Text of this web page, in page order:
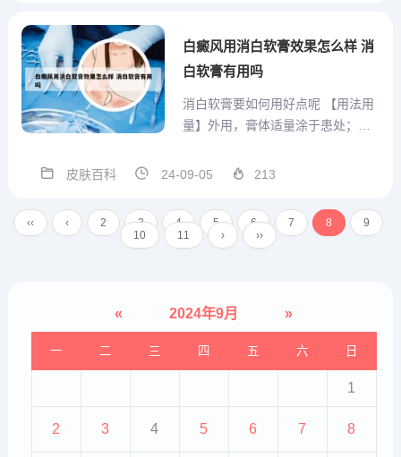
他有传染性或难以治愈的皮肤病，
合...
白癜风用消白软膏效果怎么样 消
白软膏有用吗
消白软膏要如何用好点呢 【用法用
量】外用，膏体适量涂于患处；可
紫外线照射。【不良反应】尚不明
项】服药期间忌食鱼、虾、酒、绿
豆、西红柿等食物，以免影响疗
皮肤百科 24-09-05 213
‹‹ ‹ 2 3 4 5 6 7 8
9
10
11 › ››
« 2024年9月 »
一 二 三 四 五 六 日
1
2 3 4 5 6 7 8